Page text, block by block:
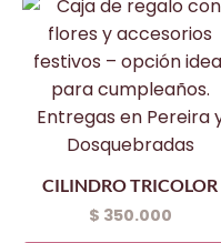
CILINDRO TRICOLOR
$ 350.000